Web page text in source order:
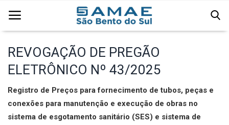
Página Inicial
Água
Comercial
REVOGAÇÃO DE PREGÃO
ELETRÔNICO Nº 43/2025
Registro de Preços para fornecimento de tubos, peças e
conexões para manutenção e execução de obras no
sistema de esgotamento sanitário (SES) e sistema de